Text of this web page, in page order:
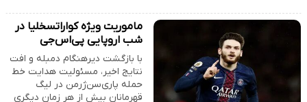
ماموریت ویژه کواراتسخلیا در
شب اروپایی پی‌اس‌جی
با بازگشت دیرهنگام دمبله و افت
نتایج اخیر، مسئولیت هدایت خط
حمله پاری‌سن‌ژرمن در لیگ
قهرمانان بیش از هر زمان دیگری